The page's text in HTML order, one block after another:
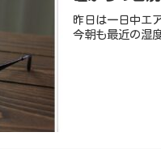
昨日は一日中エ
今朝も最近の湿